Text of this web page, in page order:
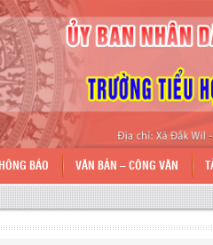
BÁO VĂN BẢN – CÔNG VĂN